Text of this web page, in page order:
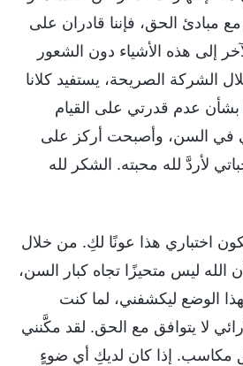
مع مبادئ الحق، فإننا قادران على
إلى هذه الأشياء دون الشعور
الشركة الصريحة، يستفيد كلانا
بشأن عدم قدرتي على القيام
في السن، وأصبحت أركز على
لأردَّ لله محبته. الشكر لله
اختباري هذا عونًا لكِ. من خلال
الله ليس متحيزًا تجاه كبار السن،
لهذا الوضع ليكشفني، لما كنت
لا يتوافق مع الحق. لقد مكَّنني
مكاسب. إذا كان لديكِ أي ضوءٍ